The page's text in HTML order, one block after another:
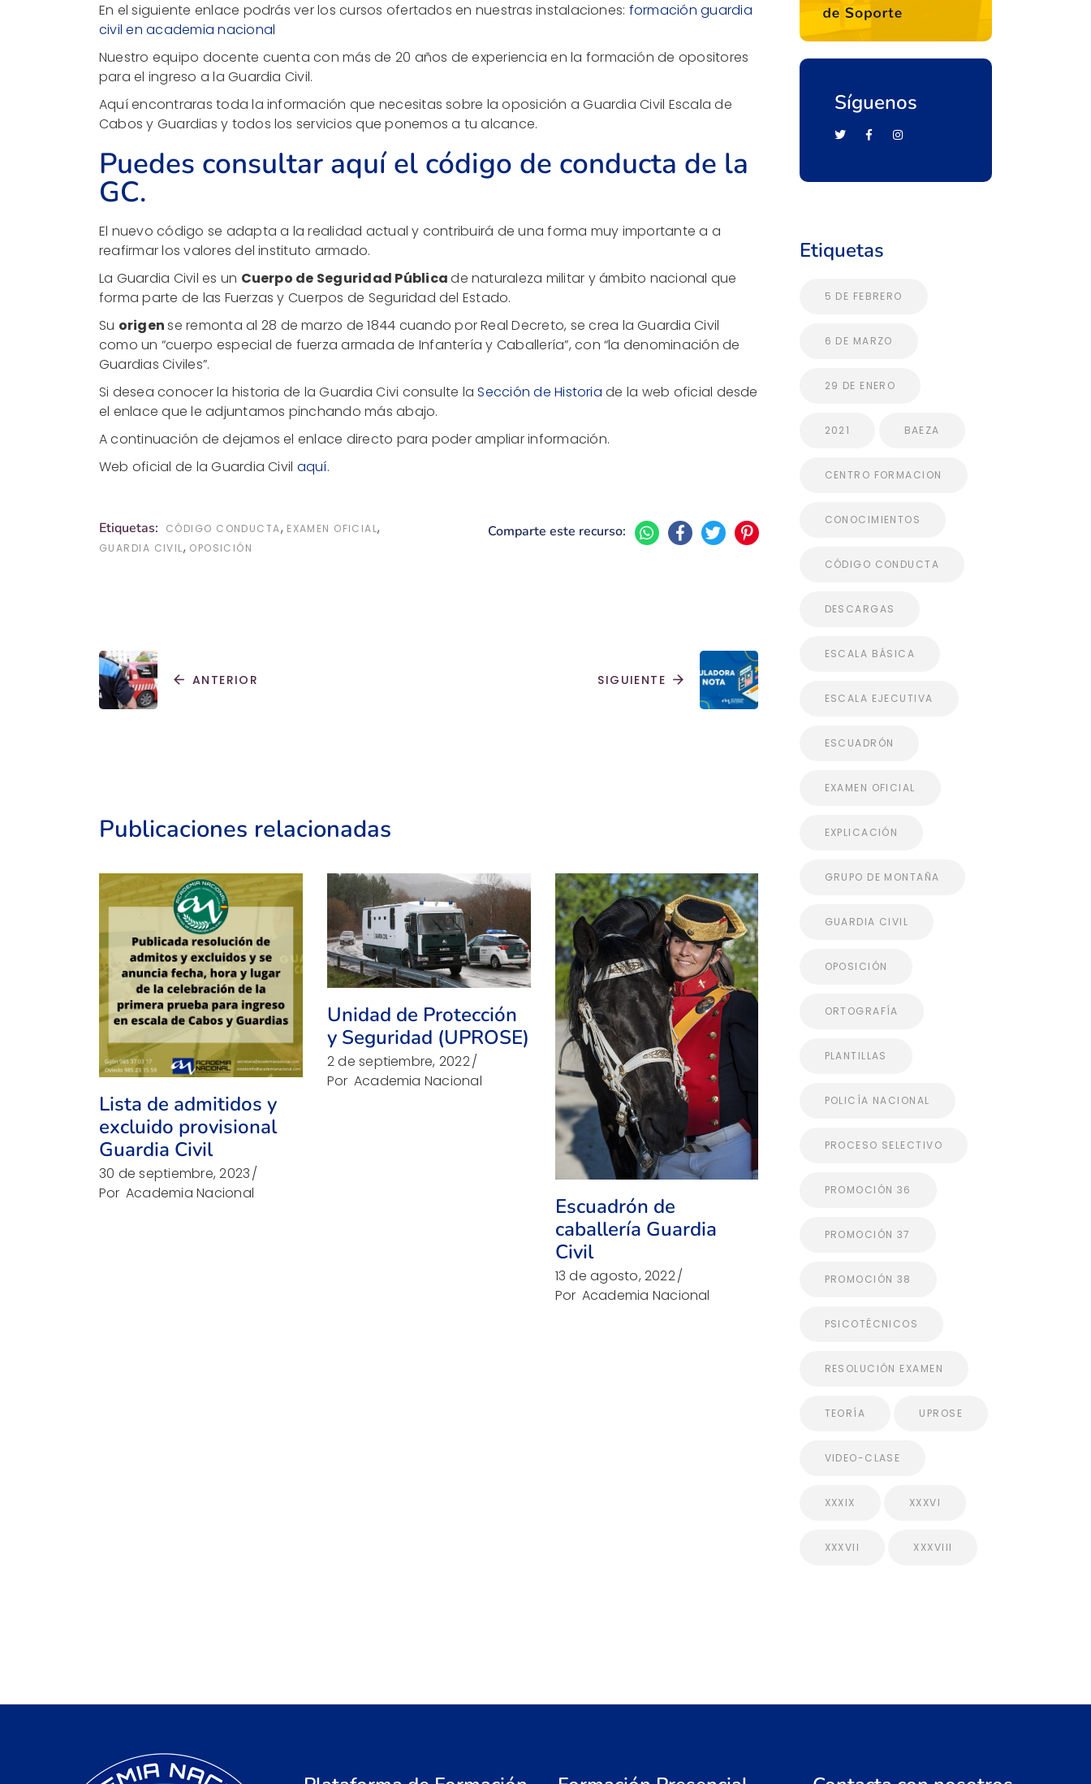
En el siguiente enlace podrás ver los cursos ofertados en nuestras instalaciones: formación guardia
civil en academia nacional
Nuestro equipo docente cuenta con más de 20 años de experiencia en la formación de opositores
para el ingreso a la Guardia Civil.
Aquí encontraras toda la información que necesitas sobre la oposición a Guardia Civil Escala de
Cabos y Guardias y todos los servicios que ponemos a tu alcance.
Puedes consultar aquí el código de conducta de la
GC.
El nuevo código se adapta a la realidad actual y contribuirá de una forma muy importante a a
reafirmar los valores del instituto armado.
La Guardia Civil es un Cuerpo de Seguridad Públicade naturaleza militar y ámbito nacional que
forma parte de las Fuerzas y Cuerpos de Seguridad del Estado.
Su origense remonta al 28 de marzo de 1844 cuando por Real Decreto, se crea la Guardia Civil
como un “cuerpo especial de fuerza armada de Infantería y Caballería”, con “la denominación de
Guardias Civiles”.
Si desea conocer la historia de la Guardia Civi consulte laSección de Historia de la web oficial desde
el enlace que le adjuntamos pinchando más abajo.
A continuación de dejamos el enlace directo para poder ampliar información.
Web oficial de la Guardia Civil aquí.
Etiquetas: CÓDIGO CONDUCTA, EXAMEN OFICIAL,
GUARDIA CIVIL, OPOSICIÓN
Comparte este recurso:
arrow_back ANTERIOR SIGUIENTE arrow_forward
Publicaciones relacionadas
Lista de admitidos y
excluido provisional
Guardia Civil
30 de septiembre, 2023
Por Academia Nacional
Unidad de Protección
y Seguridad (UPROSE)
2 de septiembre, 2022
Por Academia Nacional
Escuadrón de
caballería Guardia
Civil
13 de agosto, 2022
Por Academia Nacional
Síguenos
Etiquetas
5 DE FEBRERO
6 DE MARZO
29 DE ENERO
2021 BAEZA
CENTRO FORMACION
CONOCIMIENTOS
CÓDIGO CONDUCTA
DESCARGAS
ESCALA BÁSICA
ESCALA EJECUTIVA
ESCUADRÓN
EXAMEN OFICIAL
EXPLICACIÓN
GRUPO DE MONTAÑA
GUARDIA CIVIL
OPOSICIÓN
ORTOGRAFÍA
PLANTILLAS
POLICÍA NACIONAL
PROCESO SELECTIVO
PROMOCIÓN 36
PROMOCIÓN 37
PROMOCIÓN 38
PSICOTÉCNICOS
RESOLUCIÓN EXAMEN
TEORÍA UPROSE
VIDEO-CLASE
XXXIX XXXVI
XXXVII XXXVIII